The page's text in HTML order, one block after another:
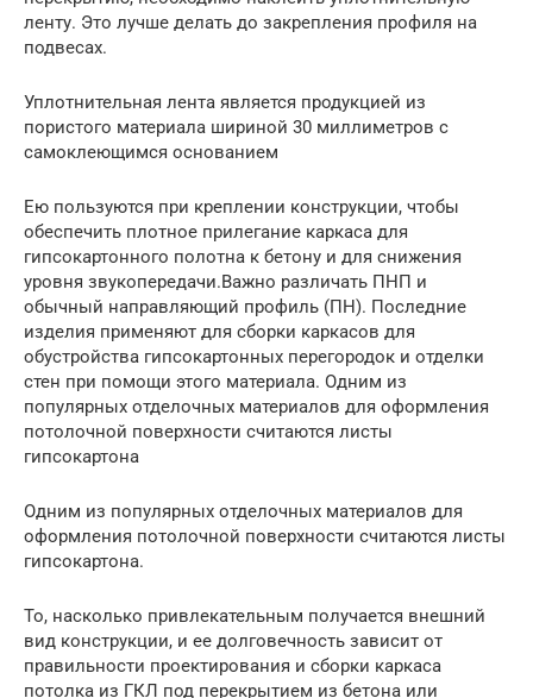
ленту. Это лучше делать до закрепления профиля на
подвесах.
Уплотнительная лента является продукцией из
пористого материала шириной 30 миллиметров с
самоклеющимся основанием
Ею пользуются при креплении конструкции, чтобы
обеспечить плотное прилегание каркаса для
гипсокартонного полотна к бетону и для снижения
уровня звукопередачи.Важно различать ПНП и
обычный направляющий профиль (ПН). Последние
изделия применяют для сборки каркасов для
обустройства гипсокартонных перегородок и отделки
стен при помощи этого материала. Одним из
популярных отделочных материалов для оформления
потолочной поверхности считаются листы
гипсокартона
Одним из популярных отделочных материалов для
оформления потолочной поверхности считаются листы
гипсокартона.
То, насколько привлекательным получается внешний
вид конструкции, и ее долговечность зависит от
правильности проектирования и сборки каркаса
потолка из ГКЛ под перекрытием из бетона или